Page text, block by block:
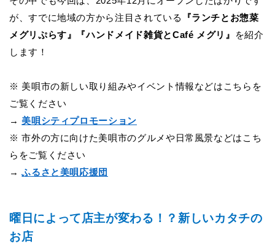
が、すでに地域の方から注目されている
『ランチとお惣菜
メグリぷらす』『ハンドメイド雑貨とCafé メグリ』
を紹介
します！
※ 美唄市の新しい取り組みやイベント情報などはこちらを
ご覧ください
→美唄シティプロモーション
※ 市外の方に向けた美唄市のグルメや日常風景などはこち
らをご覧ください
→ふるさと美唄応援団
曜日によって店主が変わる！？新しいカタチの
お店